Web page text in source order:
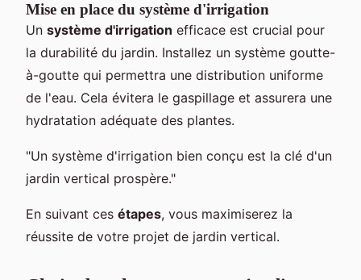
Mise en place du système d'irrigation
Un système d'irrigation efficace est crucial pour
la durabilité du jardin. Installez un système goutte-
à-goutte qui permettra une distribution uniforme
de l'eau. Cela évitera le gaspillage et assurera une
hydratation adéquate des plantes.
"Un système d'irrigation bien conçu est la clé d'un
jardin vertical prospère."
En suivant ces étapes, vous maximiserez la
réussite de votre projet de jardin vertical.